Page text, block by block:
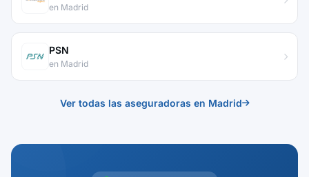
en Madrid
PSN
en Madrid
Ver todas las aseguradoras en Madrid